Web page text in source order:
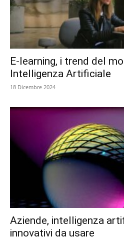
E-learning, i trend del
Intelligenza Artificiale
18 Dicembre 2024
Aziende, intelligenza
innovativi da usare